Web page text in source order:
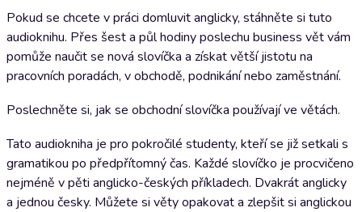
Pokud se chcete v práci domluvit anglicky, stáhněte si tuto
audioknihu. Přes šest a půl hodiny poslechu business vět vám
pomůže naučit se nová slovíčka a získat větší jistotu na
pracovních poradách, v obchodě, podnikání nebo zaměstnání.
Poslechněte si, jak se obchodní slovíčka používají ve větách.
Tato audiokniha je pro pokročilé studenty, kteří se již setkali s
gramatikou po předpřítomný čas. Každé slovíčko je procvičeno
nejméně v pěti anglicko-českých příkladech. Dvakrát anglicky
a jednou česky. Můžete si věty opakovat a zlepšit si anglickou